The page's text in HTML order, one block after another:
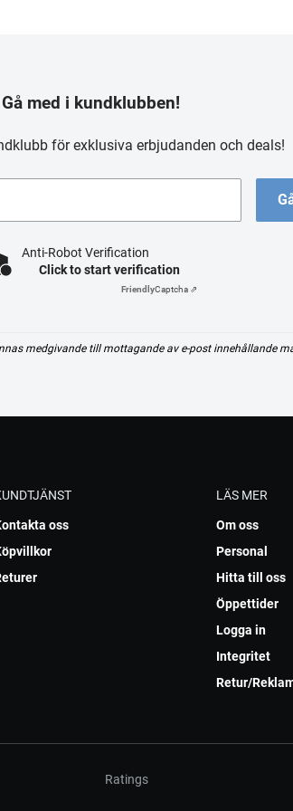
Gå med i kundklubben!
för exklusiva erbjudanden och deals!
Anti-Robot Verification
Click to start verification
FriendlyCaptcha ⇗
medgivande till mottagande av e-post innehållande
oss
LÄS MER
Om oss
Personal
Hitta till oss
Öppettider
Logga in
Integritet
Retur/
Ratings